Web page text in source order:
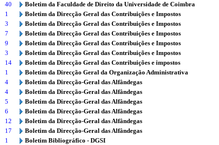
40
Boletim da Faculdade de Direito da Universidade de Coimbra
1
Boletim da Direcção Geral das Contribuições e Impostos
3
Boletim da Direcção Geral das Contribuições e Impostos
7
Boletim da Direcção Geral das Contribuições e Impostos
9
Boletim da Direcção Geral das Contribuições e Impostos
3
Boletim da Direcção Geral das Contribuições e Impostos
14
Boletim da Direcção Geral das Contribuições e impostos
1
Boletim da Direcção Geral da Organização Administrativa
4
Boletim da Direcção-Geral das Alfândegas
4
Boletim da Direcção-Geral das Alfândegas
5
Boletim da Direcção-Geral das Alfândegas
6
Boletim da Direcção-Geral das Alfândegas
12
Boletim da Direcção-Geral das Alfândegas
17
Boletim da Direcção-Geral das Alfândegas
1
Boletim Bibliográfico - DGSI